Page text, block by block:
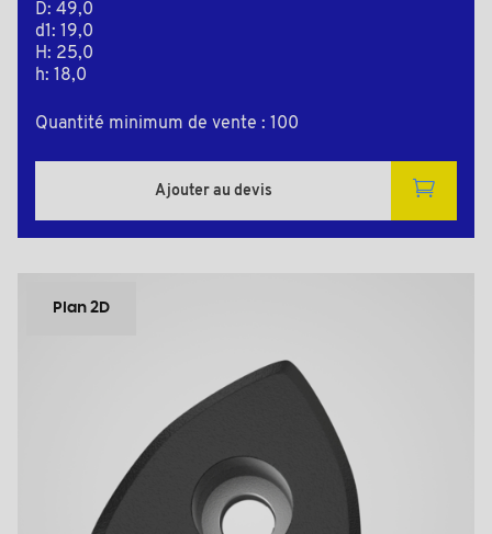
D: 49,0
d1: 19,0
H: 25,0
h: 18,0
Quantité minimum de vente : 100
Ajouter au devis
Plan 2D